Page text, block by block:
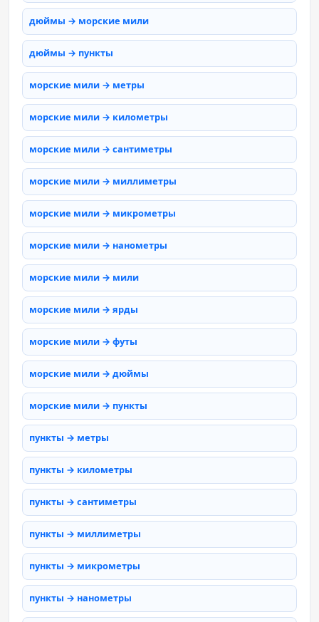
дюймы → морские мили
дюймы → пункты
морские мили → метры
морские мили → километры
морские мили → сантиметры
морские мили → миллиметры
морские мили → микрометры
морские мили → нанометры
морские мили → мили
морские мили → ярды
морские мили → футы
морские мили → дюймы
морские мили → пункты
пункты → метры
пункты → километры
пункты → сантиметры
пункты → миллиметры
пункты → микрометры
пункты → нанометры